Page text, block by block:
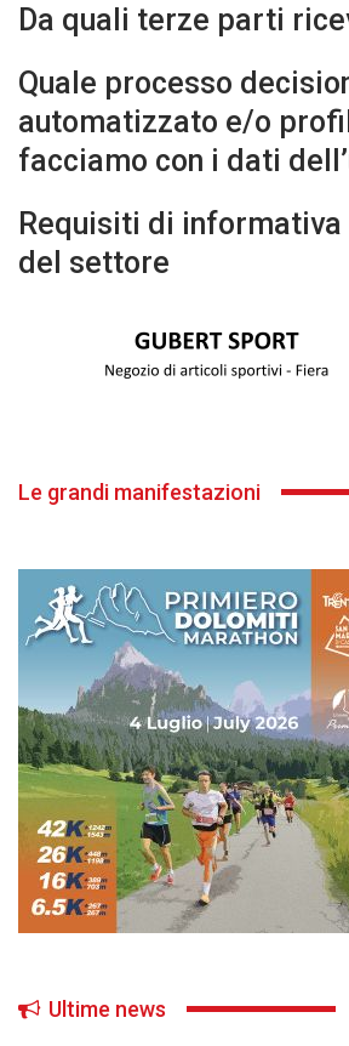
Da quali terze parti
Quale processo
automatizzato e/o
facciamo con i dati
Requisiti di
del settore
Le grandi manifestazioni
Ultime news